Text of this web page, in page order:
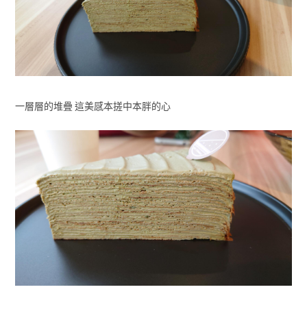
一層層的堆疊 這美感本搓中本胖的心